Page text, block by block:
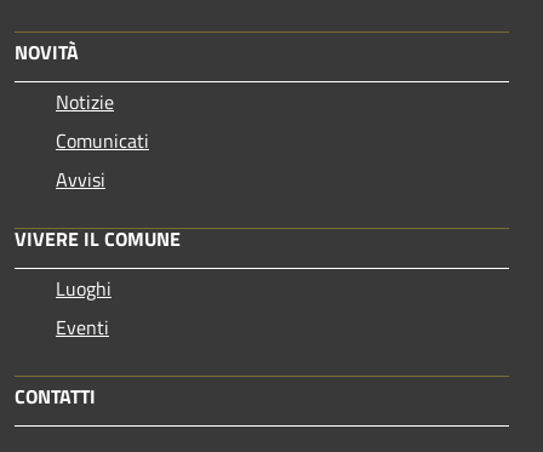
NOVITÀ
Notizie
Comunicati
Avvisi
VIVERE IL COMUNE
Luoghi
Eventi
CONTATTI